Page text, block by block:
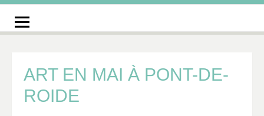
régionale des MJC
Bourgogne-Franche-
ART EN MAI À PONT-DE-
ROIDE